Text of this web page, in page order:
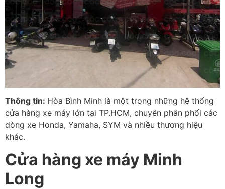
Thông tin: Hòa Bình Minh là một trong những hệ thống
cửa hàng xe máy lớn tại TP.HCM, chuyên phân phối các
dòng xe Honda, Yamaha, SYM và nhiều thương hiệu
khác.
Cửa hàng xe máy Minh
Long